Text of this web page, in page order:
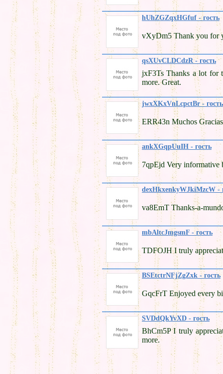
hUhZGZqxHGfuf - гость
vXyDm5 Thank you for
qsXUvCLDCdzR - гость
jxF3Ts Thanks a lot for
more. Great.
jwxXKxVnLcpctBr - гость
ERR43n Muchos
ankXGqpUuIH - гость
7qpEjd Very informative
dexHkxenkyWJkiMzcW -
va8EmT Thanks-a-
mbAltcJmgsmF - гость
TDFOJH I truly
BSEtctrNFjZgZxk - гость
GqcFrT Enjoyed every
SVDdQkYvXD - гость
BhCm5P I truly
more.